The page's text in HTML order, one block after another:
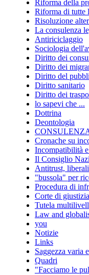
Riforma della
Riforma di tutte
Risoluzione
La consulenza
Antiriciclaggio
Sociologia
Diritto dei
Diritto dei
Diritto del
Diritto sanitario
Diritto dei
lo sapevi che ...
Dottrina
Deontologia
Cronache su
Incompatibilità
Il Consiglio
Antitrust,
"bussola" per
Procedura di
Corte di giustizia
Tutela
Law and
you
Notizie
Links
Saggezza varia
Quadri
"Facciamo le